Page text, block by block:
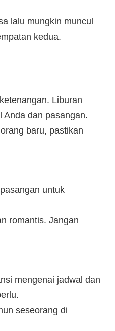
lalu mungkin muncul
kedua.
Liburan
Anda dan pasangan.
baru, pastikan
untuk
romantis. Jangan
mengenai jadwal dan
seseorang di